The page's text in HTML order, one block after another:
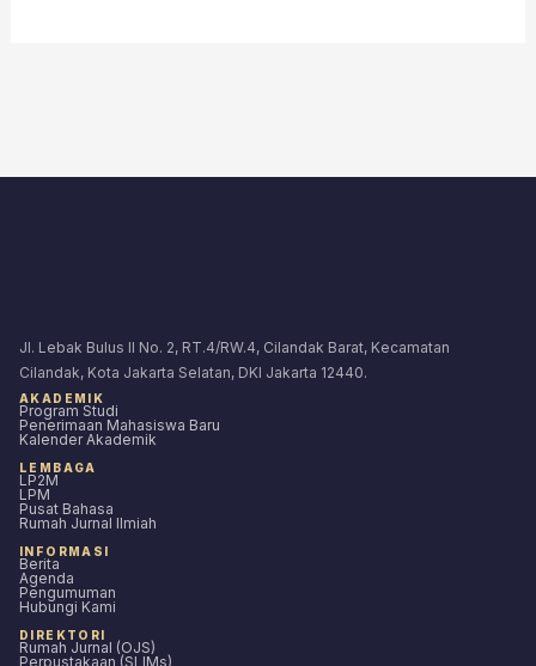
Jl. Lebak Bulus II No. 2, RT.4/RW.4, Cilandak Barat, Kecamatan
Cilandak, Kota Jakarta Selatan, DKI Jakarta 12440.
AKADEMIK
Program Studi
Penerimaan Mahasiswa Baru
Kalender Akademik
LEMBAGA
LP2M
LPM
Pusat Bahasa
Rumah Jurnal Ilmiah
INFORMASI
Berita
Agenda
Pengumuman
Hubungi Kami
DIREKTORI
Rumah Jurnal (OJS)
Perpustakaan (SLIMs)